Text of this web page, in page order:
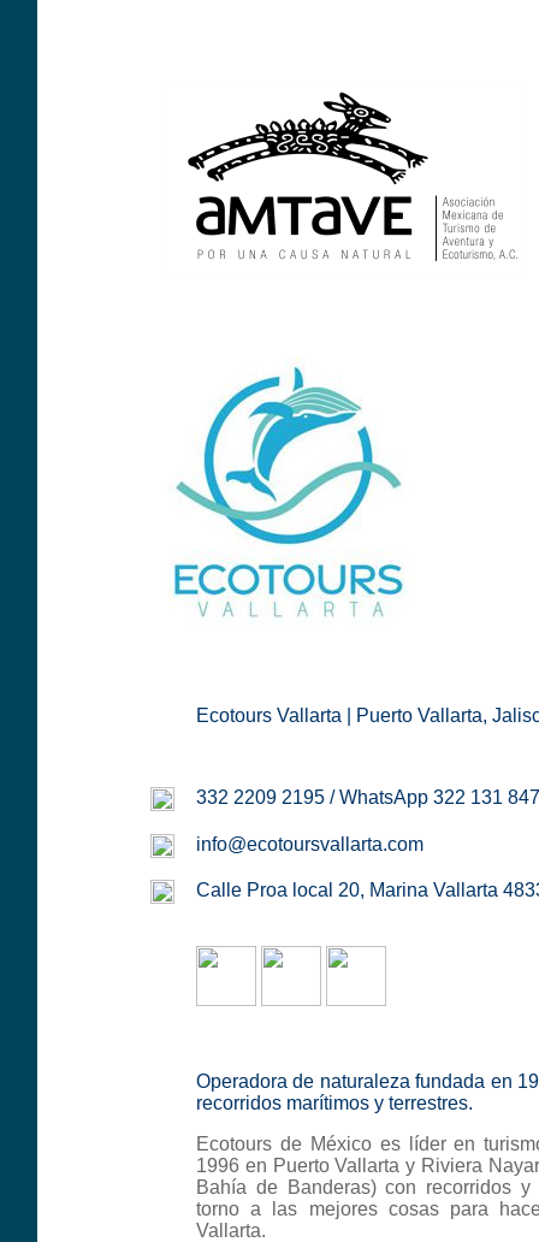
Ecotours Vallarta | Puerto Vallarta,
332 2209 2195 / WhatsApp 322 131
info@ecotoursvallarta.com
Calle Proa local 20, Marina Vallarta
Operadora de naturaleza fundada en
recorridos marítimos y terrestres.
Ecotours de México es líder en
1996 en Puerto Vallarta y Riviera
Bahía de Banderas) con recorridos
torno a las mejores cosas para
Vallarta.